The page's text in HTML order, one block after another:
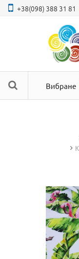
+38(098) 388 31 81
Вибране